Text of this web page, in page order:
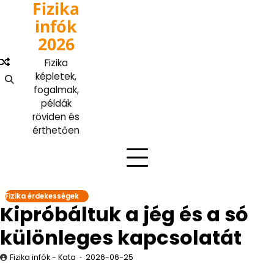
content
Fizika
infók
2026
Fizika
képletek,
fogalmak,
példák
röviden és
érthetően
Fizika érdekességek
Kipróbáltuk a jég és a só
különleges kapcsolatát
Fizika infók - Kata 2026-06-25